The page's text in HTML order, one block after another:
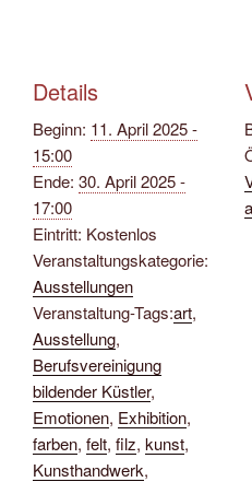
Details
Beginn: 11. April 2025 -
15:00
Ende: 30. April 2025 -
17:00
Eintritt: Kostenlos
Veranstaltungskategorie:
Ausstellungen
Veranstaltung-Tags:art,
Ausstellung,
Berufsvereinigung
bildender Küstler,
Emotionen, Exhibition,
farben, felt, filz, kunst,
Kunsthandwerk,